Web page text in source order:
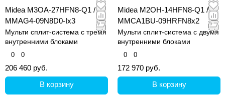
Midea M3OA-27HFN8-Q1 /
MMAG4-09N8D0-Ix3
Мульти сплит-система с тремя
внутренними блоками
0 0
206 460 руб.
В корзину
Midea M2OH-14HFN8-Q1 /
MMCA1BU-09HRFN8x2
Мульти сплит-система с двумя
внутренними блоками
0 0
172 970 руб.
В корзину